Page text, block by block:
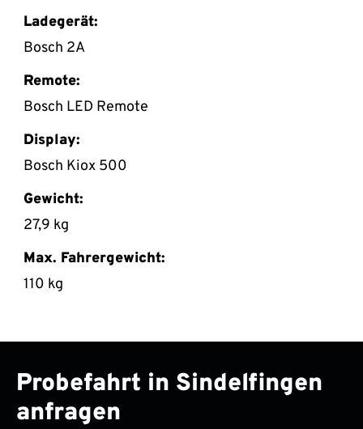
Ladegerät:
Bosch 2A
Remote:
Bosch LED Remote
Display:
Bosch Kiox 500
Gewicht:
27,9 kg
Max. Fahrergewicht:
110 kg
Probefahrt in Sindelfingen
anfragen